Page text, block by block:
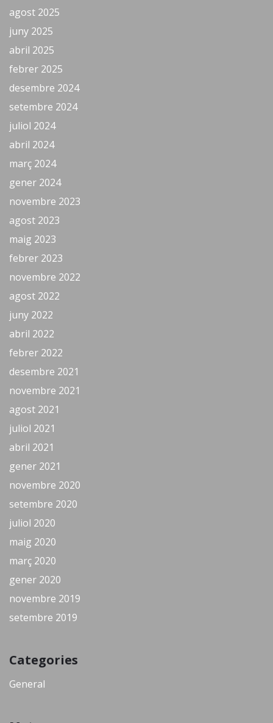
agost 2025
juny 2025
abril 2025
febrer 2025
desembre 2024
setembre 2024
juliol 2024
abril 2024
març 2024
gener 2024
novembre 2023
agost 2023
maig 2023
febrer 2023
novembre 2022
agost 2022
juny 2022
abril 2022
febrer 2022
desembre 2021
novembre 2021
agost 2021
juliol 2021
abril 2021
gener 2021
novembre 2020
setembre 2020
juliol 2020
maig 2020
març 2020
gener 2020
novembre 2019
setembre 2019
Categories
General